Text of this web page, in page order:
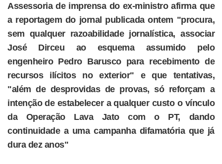
Assessoria de imprensa do ex-ministro afirma que
a reportagem do jornal publicada ontem "procura,
sem qualquer razoabilidade jornalística, associar
José Dirceu ao esquema assumido pelo
engenheiro Pedro Barusco para recebimento de
recursos ilícitos no exterior" e que tentativas,
"além de desprovidas de provas, só reforçam a
intenção de estabelecer a qualquer custo o vínculo
da Operação Lava Jato com o PT, dando
continuidade a uma campanha difamatória que já
dura dez anos"